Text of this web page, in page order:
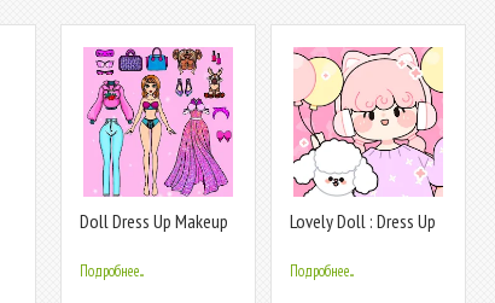
Doll Dress Up Makeup
Подробнее...
Lovely Doll : Dress Up
Подробнее...